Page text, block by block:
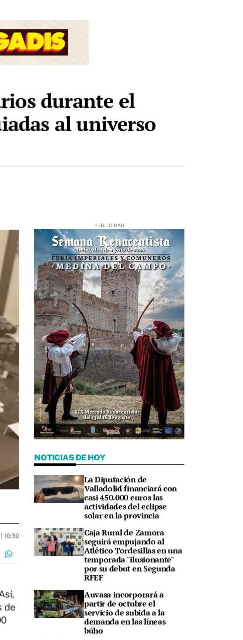
durante el
al universo
10:30
de
NOTICIAS DE HOY
La Diputación de
Valladolid financiará con
casi 450.000 euros las
actividades del eclipse
solar en la provincia
Caja Rural de Zamora
seguirá empujando al
Atlético Tordesillas en una
temporada "ilusionante"
por su debut en Segunda
RFEF
Auvasa incorporará a
partir de octubre el
servicio de subida a la
demanda en las líneas
búho